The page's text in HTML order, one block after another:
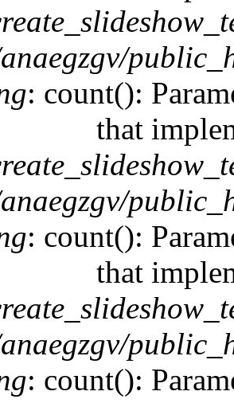
: count():
that
: count():
that
: count():